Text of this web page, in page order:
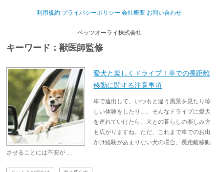
利用規約 プライバシーポリシー 会社概要 お問い合わせ
ペッツオーライ株式会社
キーワード：獣医師監修
愛犬と楽しくドライブ！車での長距離
移動に関する注意事項
車で遠出して、いつもと違う風景を見たり珍
しい体験をしたり…。そんなドライブに愛犬
を連れていけたら、犬との暮らしの楽しみ方
も広がりますね。ただ、これまで車でのお出
かけ経験があまりない犬の場合、長距離移動
させることには不安が …